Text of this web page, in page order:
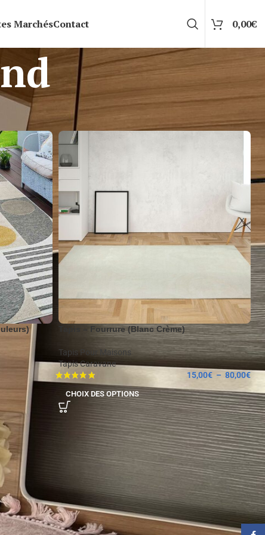
MarchésContact 0,00€
Tapis – Fourrure (Blanc Crème)
Tapis Pour Maisons
Tapis Caravane
15,00€ – 80,00€
CHOIX DES OPTIONS